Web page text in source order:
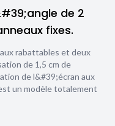
de 2
fixes.
rabattables et deux
de 1,5 cm de
de l&#39;écran aux
un modèle totalement